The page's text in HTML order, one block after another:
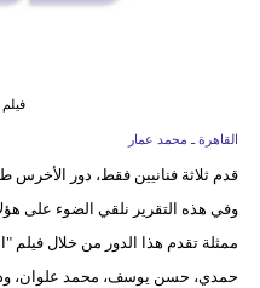
القاهرة ـ محمد عمار
وفي هذه التقرير نلقي الضوء على
ممثلة تقدم هذا الدور من خلال فيلم
حمدي، حسن يوسف، محمد علوان،